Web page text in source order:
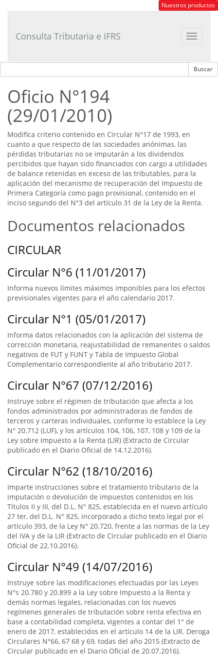
Tributario
Nuestros productos
Toggle
Consulta Tributaria e IFRS
Oficio N°194
(29/01/2010)
Modifica criterio contenido en Circular N°17 de 1993, en
cuanto a que respecto de las sociedades anónimas, las
pérdidas tributarias no se imputarán a los dividendos
percibidos que hayan sido financiados con cargo a utilidades
de balance retenidas en exceso de las tributables, para la
aplicación del mecanismo de recuperación del Impuesto de
Primera Categoría como pago provisional, contenido en el
inciso segundo del N°3 del artículo 31 de la Ley de la Renta.
Documentos relacionados
CIRCULAR
Circular N°6 (11/01/2017)
Informa nuevos límites máximos imponibles para los efectos
previsionales vigentes para el año calendario 2017.
Circular N°1 (05/01/2017)
Informa datos relacionados con la aplicación del sistema de
corrección monetaria, reajustabilidad de remanentes o saldos
negativos de FUT y FUNT y Tabla de Impuesto Global
Complementario correspondiente al año tributario 2017.
Circular N°67 (07/12/2016)
Instruye sobre el régimen de tributación que afecta a los
fondos administrados por administradoras de fondos de
terceros y carteras individuales, conforme lo establece la Ley
N° 20.712 (LUF), y los artículos 104, 106, 107, 108 y 109 de la
Ley sobre Impuesto a la Renta (LIR) (Extracto de Circular
publicado en el Diario Oficial de 14.12.2016).
Circular N°62 (18/10/2016)
Imparte instrucciones sobre el tratamiento tributario de la
imputación o devolución de impuestos contenidos en los
Títulos II y III, del D.L. N° 825, establecida en el nuevo artículo
27 ter, del D.L. N° 825, incorporado a dicho texto legal por el
artículo 393, de la Ley N° 20.720, frente a las normas de la Ley
del IVA y de la LIR (Extracto de Circular publicado en el Diario
Oficial de 22.10.2016).
Circular N°49 (14/07/2016)
Instruye sobre las modificaciones efectuadas por las Leyes
N°s 20.780 y 20.899 a la Ley sobre Impuesto a la Renta y
demás normas legales, relacionadas con los nuevos
regímenes generales de tributación sobre renta efectiva en
base a contabilidad completa, vigentes a contar del 1° de
enero de 2017, establecidos en el artículo 14 de la LIR. Deroga
Circulares N°66, 67 68 y 69, todas del año 2015 (Extracto de
Circular publicado en el Diario Oficial de 20.07.2016).